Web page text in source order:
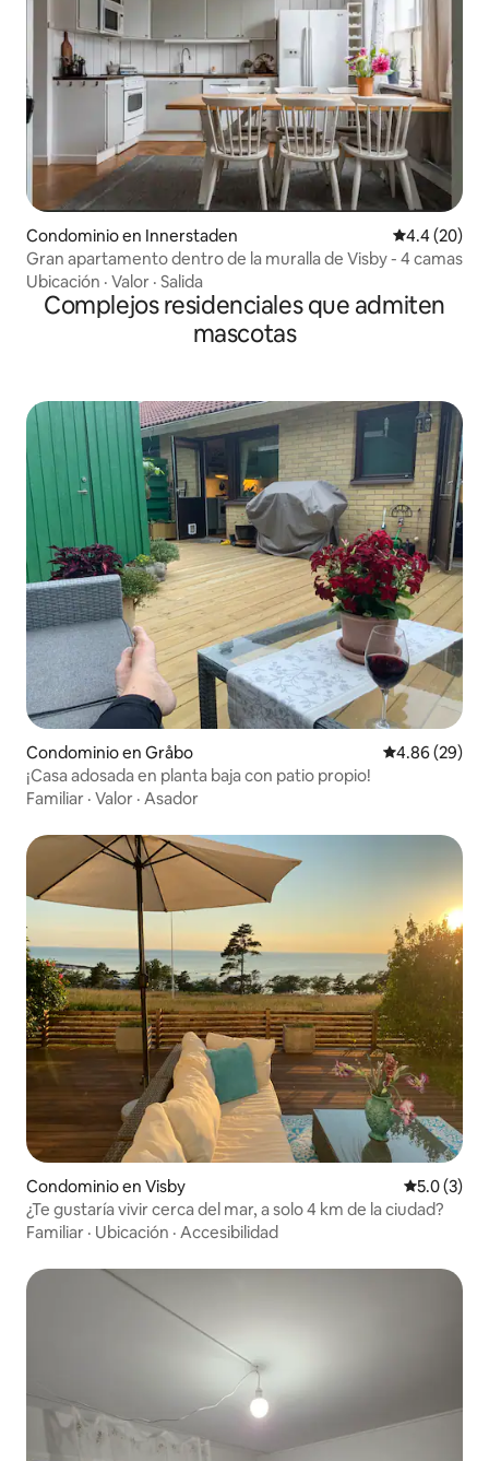
Condominio en Innerstaden Calificación
4.4 (20)
Gran apartamento dentro de la muralla de Visby - 4 camas
Ubicación · Valor · Salida
Complejos residenciales que admiten
mascotas
Condominio en Gråbo Calificación
4.86 (29)
¡Casa adosada en planta baja con patio propio!
Familiar · Valor · Asador
Condominio en Visby
5.0 (3)
¿Te gustaría vivir cerca del mar, a solo 4 km de la ciudad?
Familiar · Ubicación · Accesibilidad